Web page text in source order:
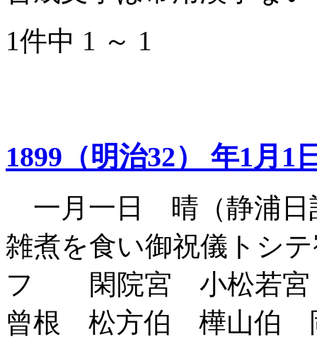
1件中 1 ～ 1
1899（明治32） 年1月1
一月一日 晴（静浦日
雑煮を食い御祝儀トシ
フ 閑院宮 小松若
曾根 松方伯 樺山伯